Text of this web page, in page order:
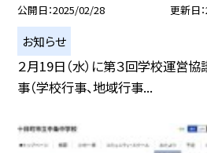
公開日 2025/02/28 更新日
お知らせ
２月19日（水）に第３回学校運営協
事（学校行事、地域行事...